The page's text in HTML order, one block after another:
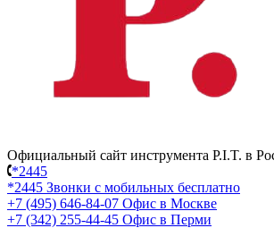
Официальный сайт инструмента P.I.T. в
*2445
*2445 Звонки с мобильных бесплатно
+7 (495) 646-84-07 Офис в Москве
+7 (342) 255-44-45 Офис в Перми